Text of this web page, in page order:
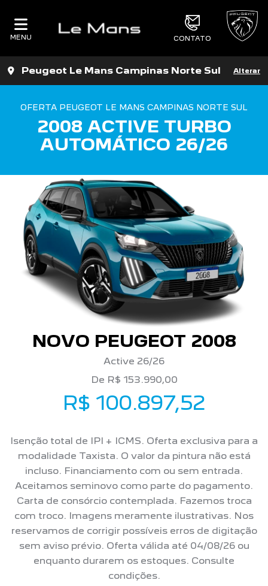
MENU CONTATO
Peugeot Le Mans Campinas Norte Sul Alterar
OFERTA PEUGEOT LE MANS CAMPINAS NORTE SUL
2008 ACTIVE TURBO
AUTOMÁTICO 26/26
NOVO PEUGEOT 2008
Active 26/26
De R$ 153.990,00
R$ 100.897,52
Isenção total de IPI + ICMS. Oferta exclusiva para a
modalidade Taxista. O valor da pintura não está
incluso. Financiamento com ou sem entrada.
Aceitamos seminovo como parte do pagamento.
Carta de consórcio contemplada. Fazemos troca
com troco. Imagens meramente ilustrativas. Nos
reservamos de corrigir possíveis erros de digitação
sem aviso prévio. Oferta válida até 04/08/26 ou
enquanto durarem os estoques. Consulte
condições.